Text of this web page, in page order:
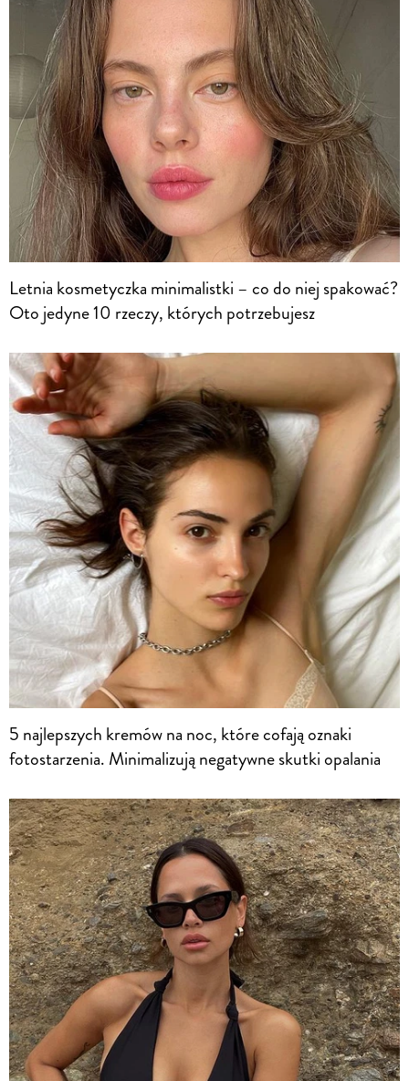
Letnia kosmetyczka minimalistki – co do niej spakować?
Oto jedyne 10 rzeczy, których potrzebujesz
5 najlepszych kremów na noc, które cofają oznaki
fotostarzenia. Minimalizują negatywne skutki opalania